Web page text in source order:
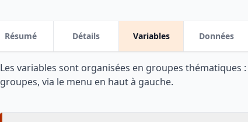
Résumé Détails Variables Données
Les variables sont organisées en groupes thématiques
groupes, via le menu en haut à gauche.